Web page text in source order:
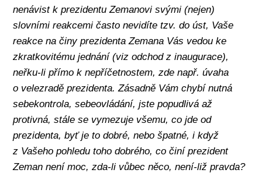
nenávist k prezidentu Zemanovi svými (nejen)
slovními reakcemi často nevidíte tzv. do úst, Vaše
reakce na činy prezidenta Zemana Vás vedou ke
zkratkovitému jednání (viz odchod z inaugurace),
neřku-li přímo k nepříčetnostem, zde např. úvaha
o velezradě prezidenta. Zásadně Vám chybí nutná
sebekontrola, sebeovládání, jste popudlivá až
protivná, stále se vymezuje všemu, co jde od
prezidenta, byť je to dobré, nebo špatné, i když
z Vašeho pohledu toho dobrého, co činí prezident
Zeman není moc, zda-li vůbec něco, není-liž pravda?